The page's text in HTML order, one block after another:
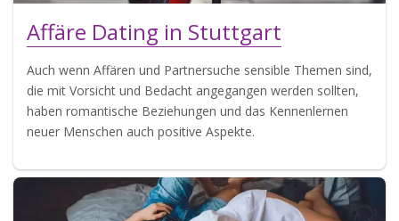
Affäre Dating in Stuttgart
Auch wenn Affären und Partnersuche sensible Themen sind,
die mit Vorsicht und Bedacht angegangen werden sollten,
haben romantische Beziehungen und das Kennenlernen
neuer Menschen auch positive Aspekte.